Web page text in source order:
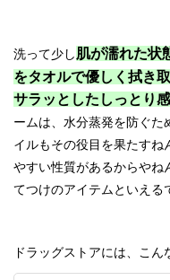
洗って少し肌が濡れた状
をタオルで優しく拭き
サラッとしたしっとり感
ームは、水分蒸発を防ぐた
イルもその役目を果たすね
やすい性質があるからやね
てつけのアイテムといえる
ドラッグストアには、こん